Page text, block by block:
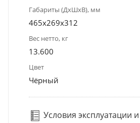
Габариты (ДхШхВ), мм
465х269х312
Вес нетто, кг
13.600
Цвет
Чёрный
Условия эксплуатации